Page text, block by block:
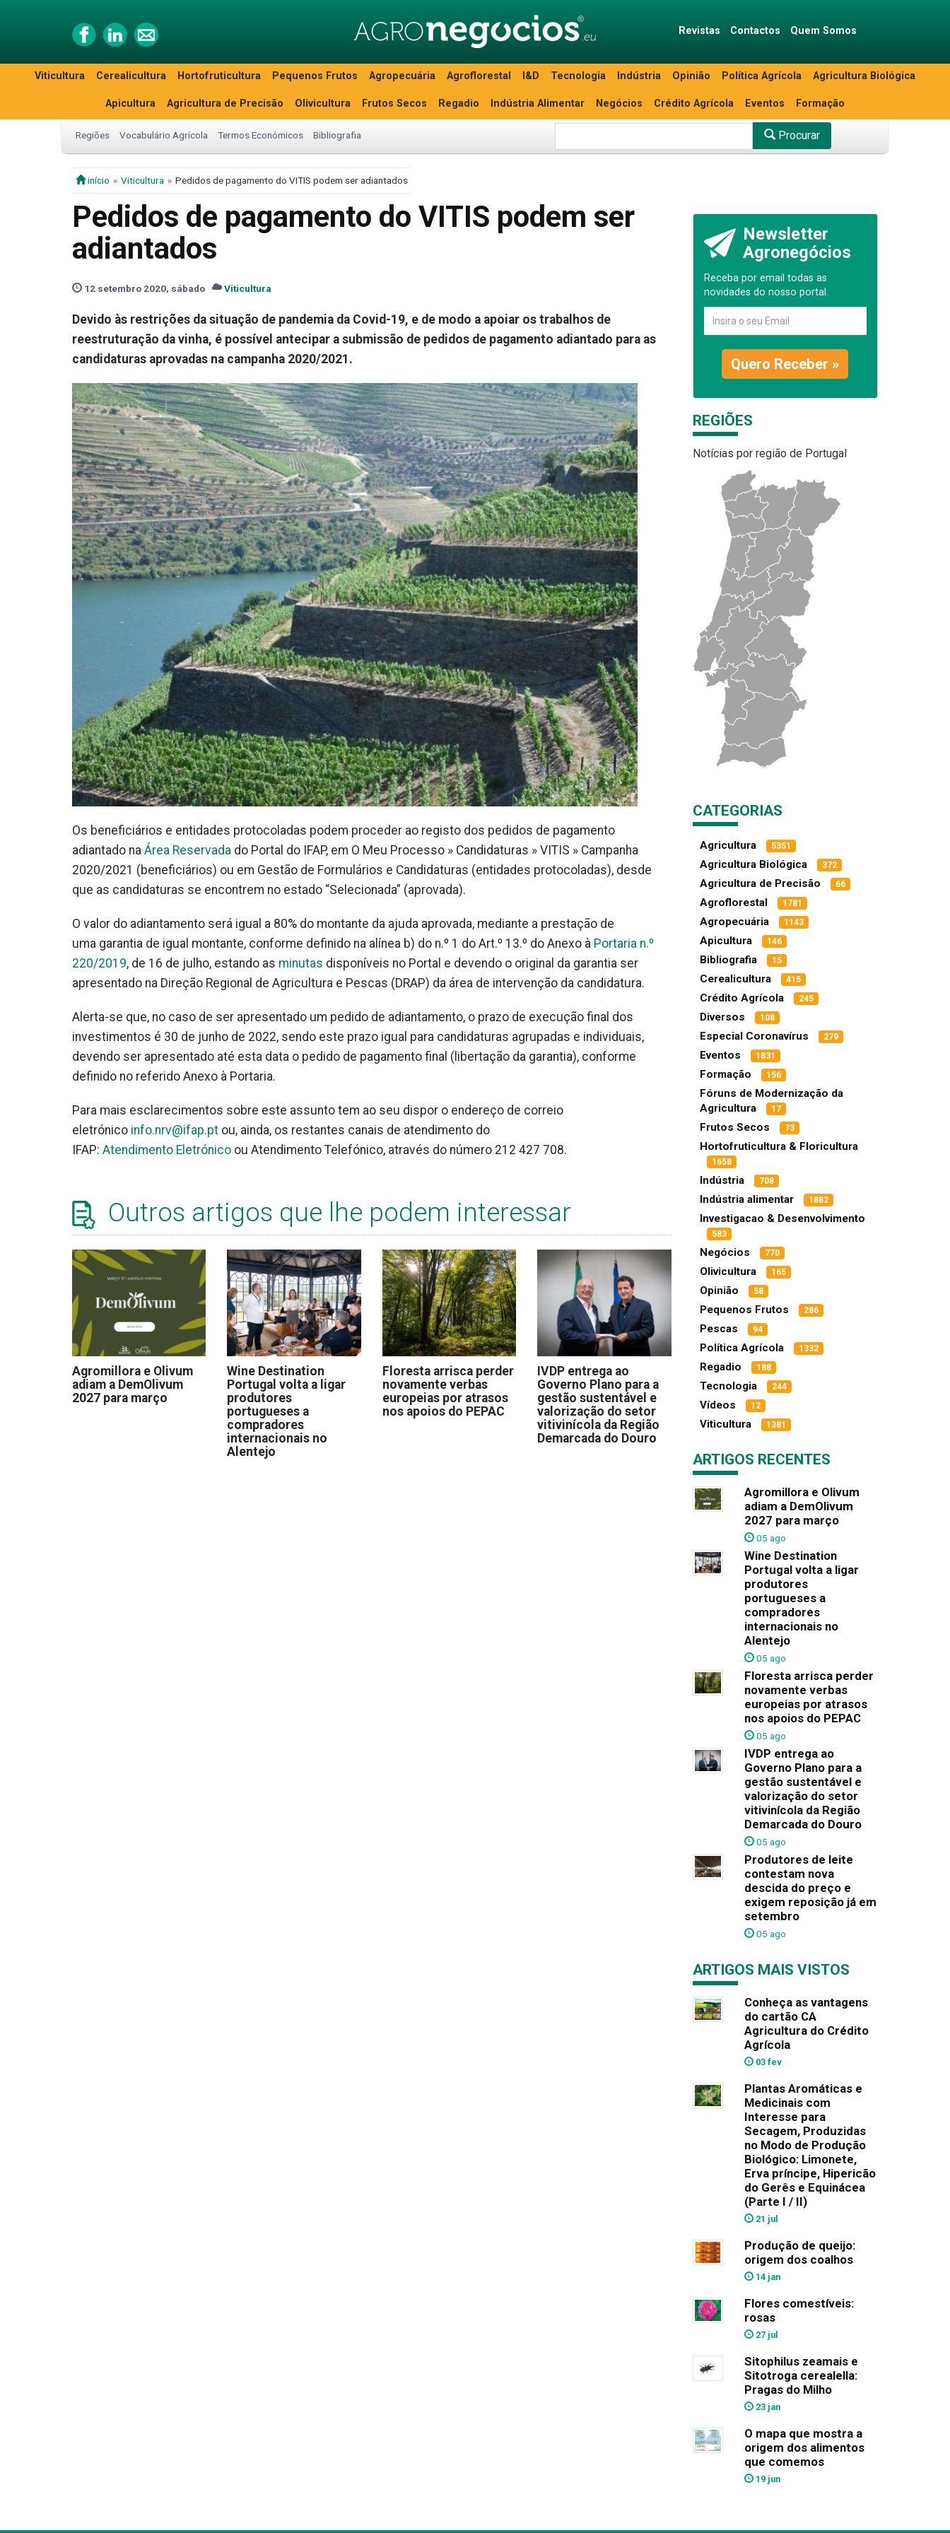
Revistas Contactos Quem Somos
Viticultura Cerealicultura Hortofruticultura Pequenos Frutos Agropecuária Agroflorestal I&D Tecnologia Indústria Opinião Política Agrícola Agricultura Biológica
Apicultura Agricultura de Precisão Olivicultura Frutos Secos Regadio Indústria Alimentar Negócios Crédito Agrícola Eventos Formação
Regiões Vocabulário Agrícola Termos Económicos Bibliografia Procurar
início Viticultura Pedidos de pagamento do VITIS podem ser adiantados
Pedidos de pagamento do VITIS podem ser
adiantados
12 setembro 2020, sábado Viticultura
Devido às restrições da situação de pandemia da Covid-19, e de modo a apoiar os trabalhos de
reestruturação da vinha, é possível antecipar a submissão de pedidos de pagamento adiantado para as
candidaturas aprovadas na campanha 2020/2021.
Os beneficiários e entidades protocoladas podem proceder ao registo dos pedidos de pagamento
adiantado na Área Reservada do Portal do IFAP, em O Meu Processo » Candidaturas » VITIS » Campanha
2020/2021 (beneficiários) ou em Gestão de Formulários e Candidaturas (entidades protocoladas), desde
que as candidaturas se encontrem no estado “Selecionada” (aprovada).
O valor do adiantamento será igual a 80% do montante da ajuda aprovada, mediante a prestação de
uma garantia de igual montante, conforme definido na alínea b) do n.º 1 do Art.º 13.º do Anexo à Portaria n.º
220/2019, de 16 de julho, estando as minutas disponíveis no Portal e devendo o original da garantia ser
apresentado na Direção Regional de Agricultura e Pescas (DRAP) da área de intervenção da candidatura.
Alerta-se que, no caso de ser apresentado um pedido de adiantamento, o prazo de execução final dos
investimentos é 30 de junho de 2022, sendo este prazo igual para candidaturas agrupadas e individuais,
devendo ser apresentado até esta data o pedido de pagamento final (libertação da garantia), conforme
definido no referido Anexo à Portaria.
Para mais esclarecimentos sobre este assunto tem ao seu dispor o endereço de correio
eletrónico info.nrv@ifap.pt ou, ainda, os restantes canais de atendimento do
IFAP: Atendimento Eletrónico ou Atendimento Telefónico, através do número 212 427 708.
Outros artigos que lhe podem interessar
Agromillora e Olivum
adiam a DemOlivum
2027 para março
Wine Destination
Portugal volta a ligar
produtores
portugueses a
compradores
internacionais no
Alentejo
Floresta arrisca perder
novamente verbas
europeias por atrasos
nos apoios do PEPAC
IVDP entrega ao
Governo Plano para a
gestão sustentável e
valorização do setor
vitivinícola da Região
Demarcada do Douro
Newsletter
Agronegócios
Receba por email todas as
novidades do nosso portal.
Quero Receber »
REGIÕES
Notícias por região de Portugal
CATEGORIAS
Agricultura 5351
Agricultura Biológica 372
Agricultura de Precisão 66
Agroflorestal 1781
Agropecuária 1143
Apicultura 146
Bibliografia 15
Cerealicultura 415
Crédito Agrícola 245
Diversos 108
Especial Coronavírus 279
Eventos 1831
Formação 156
Fóruns de Modernização da
Agricultura
17
Frutos Secos 73
Hortofruticultura & Floricultura
1658
Indústria 708
Indústria alimentar 1882
Investigacao & Desenvolvimento
583
Negócios 770
Olivicultura 165
Opinião 58
Pequenos Frutos 286
Pescas 94
Política Agrícola 1332
Regadio 188
Tecnologia 244
Vídeos 12
Viticultura 1381
ARTIGOS RECENTES
Agromillora e Olivum
adiam a DemOlivum
2027 para março
05 ago
Wine Destination
Portugal volta a ligar
produtores
portugueses a
compradores
internacionais no
Alentejo
05 ago
Floresta arrisca perder
novamente verbas
europeias por atrasos
nos apoios do PEPAC
05 ago
IVDP entrega ao
Governo Plano para a
gestão sustentável e
valorização do setor
vitivinícola da Região
Demarcada do Douro
05 ago
Produtores de leite
contestam nova
descida do preço e
exigem reposição já em
setembro
05 ago
ARTIGOS MAIS VISTOS
Conheça as vantagens
do cartão CA
Agricultura do Crédito
Agrícola
03 fev
Plantas Aromáticas e
Medicinais com
Interesse para
Secagem, Produzidas
no Modo de Produção
Biológico: Limonete,
Erva príncipe, Hipericão
do Gerês e Equinácea
(Parte I / II)
21 jul
Produção de queijo:
origem dos coalhos
14 jan
Flores comestíveis:
rosas
27 jul
Sitophilus zeamais e
Sitotroga cerealella:
Pragas do Milho
23 jan
O mapa que mostra a
origem dos alimentos
que comemos
19 jun